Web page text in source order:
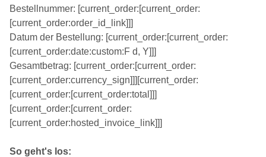
Bestellnummer: [current_order:[current_order:
[current_order:order_id_link]]]
Datum der Bestellung: [current_order:[current_order:
[current_order:date:custom:F d, Y]]]
Gesamtbetrag: [current_order:[current_order:
[current_order:currency_sign]]][current_order:
[current_order:[current_order:total]]]
[current_order:[current_order:
[current_order:hosted_invoice_link]]]
So geht's los: